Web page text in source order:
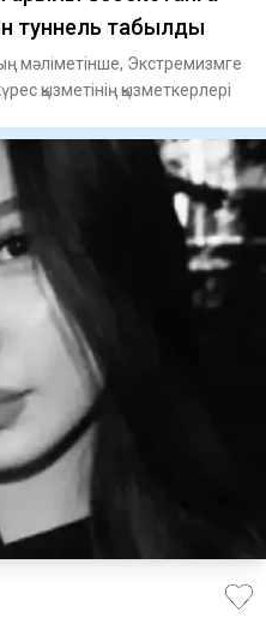
туннель табылды
мәліметінше, Экстремизмге
қызметінің қызметкерлері